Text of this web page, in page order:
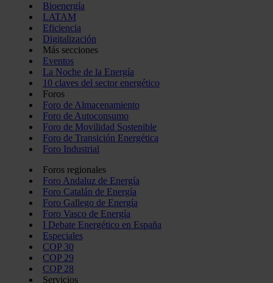
Bioenergía
LATAM
Eficiencia
Digitalización
Más secciones
Eventos
La Noche de la Energía
10 claves del sector energético
Foros
Foro de Almacenamiento
Foro de Autoconsumo
Foro de Movilidad Sostenible
Foro de Transición Energética
Foro Industrial
Foros regionales
Foro Andaluz de Energía
Foro Catalán de Energía
Foro Gallego de Energía
Foro Vasco de Energía
I Debate Energético en España
Especiales
COP 30
COP 29
COP 28
Servicios